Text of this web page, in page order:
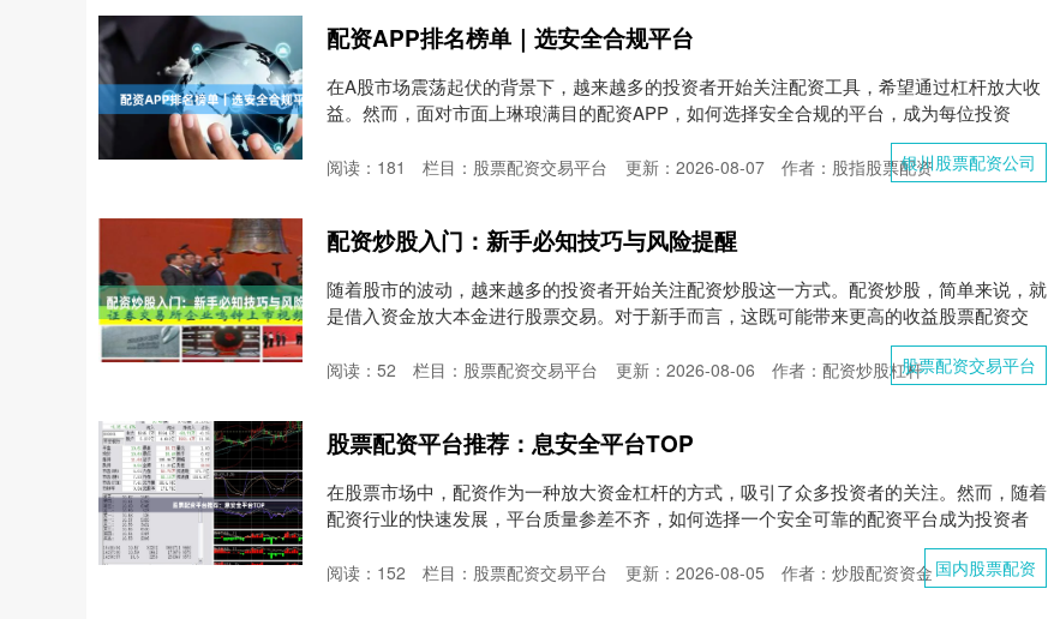
配资APP排名榜单｜选安全合规平台
在A股市场震荡起伏的背景下，越来越多的投资者开始关注配资工具，希望通过杠杆放大收
益。然而，面对市面上琳琅满目的配资APP，如何选择安全合规的平台，成为每位投资
银川股票配资公司
更新：2026-08-07 作者：股指股票配资
阅读： 181 栏目： 股票配资交易平台
配资炒股入门：新手必知技巧与风险提醒
随着股市的波动，越来越多的投资者开始关注配资炒股这一方式。配资炒股，简单来说，就
是借入资金放大本金进行股票交易。对于新手而言，这既可能带来更高的收益股票配资交
股票配资交易平台
更新：2026-08-06 作者：配资炒股杠杆
阅读： 52 栏目： 股票配资交易平台
股票配资平台推荐：息安全平台TOP
在股票市场中，配资作为一种放大资金杠杆的方式，吸引了众多投资者的关注。然而，随着
配资行业的快速发展，平台质量参差不齐，如何选择一个安全可靠的配资平台成为投资者
国内股票配资
更新：2026-08-05 作者：炒股配资资金
阅读： 152 栏目： 股票配资交易平台